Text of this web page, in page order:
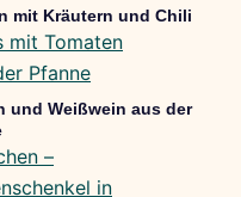
mit Kräutern und Chili
und Weißwein aus der